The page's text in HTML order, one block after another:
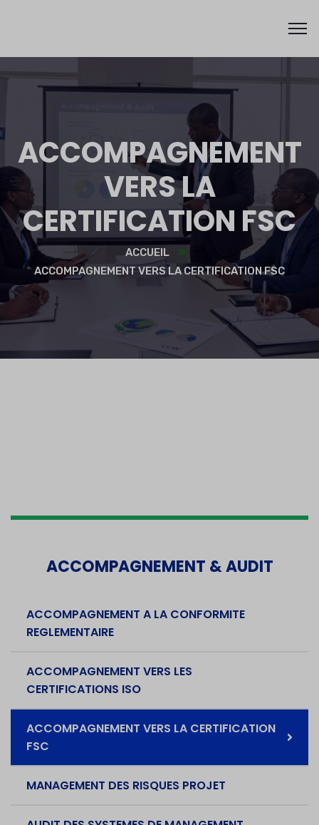
ACCOMPAGNEMENT
VERS LA
CERTIFICATION FSC
ACCUEIL
ACCOMPAGNEMENT VERS LA CERTIFICATION FSC
ACCOMPAGNEMENT & AUDIT
ACCOMPAGNEMENT A LA CONFORMITE
REGLEMENTAIRE
ACCOMPAGNEMENT VERS LES
CERTIFICATIONS ISO
ACCOMPAGNEMENT VERS LA CERTIFICATION
FSC
MANAGEMENT DES RISQUES PROJET